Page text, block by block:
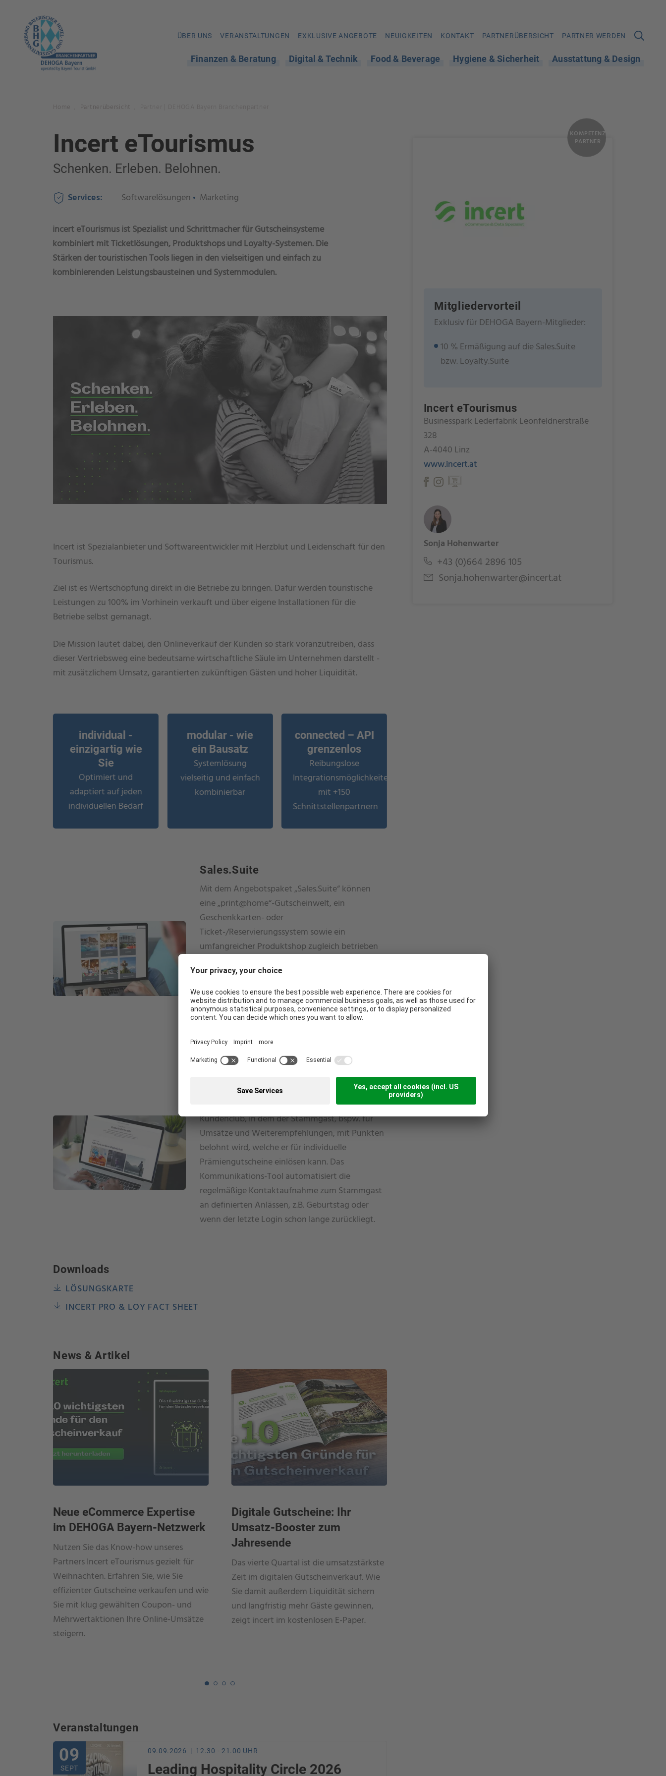
ÜBER UNS VERANSTALTUNGEN EXKLUSIVE ANGEBOTE NEUIGKEITEN KONTAKT PARTNERÜBERSICHT PARTNER WERDEN
Finanzen & Beratung Digital & Technik Food & Beverage Hygiene & Sicherheit Ausstattung & Design
KOMPETENZ
PARTNER
Mitgliedervorteil
Exklusiv für DEHOGA Bayern-Mitglieder:
10 % Ermäßigung auf die Sales.Suite
bzw. Loyalty.Suite
Incert eTourismus
Businesspark Lederfabrik Leonfeldnerstraße
328
A-4040 Linz
www.incert.at
Sonja Hohenwarter
+43 (0)664 2896 105
Sonja.hohenwarter@incert.at
Home Partnerübersicht
Incert eTourismus
Schenken. Erleben. Belohnen.
Services: Softwarelösungen Marketing
incert eTourismus ist Spezialist und Schrittmacher für Gutscheinsysteme
kombiniert mit Ticketlösungen, Produktshops und Loyalty-Systemen. Die
Stärken der touristischen Tools liegen in den vielseitigen und einfach zu
kombinierenden Leistungsbausteinen und Systemmodulen.
Incert ist Spezialanbieter und Softwareentwickler mit Herzblut und Leidenschaft für den
Tourismus.
Ziel ist es Wertschöpfung direkt in die Betriebe zu bringen. Dafür werden touristische
Leistungen zu 100% im Vorhinein verkauft und über eigene Installationen für die
Betriebe selbst gemanagt.
Die Mission lautet dabei, den Onlineverkauf der Kunden so stark voranzutreiben, dass
dieser Vertriebsweg eine bedeutsame wirtschaftliche Säule im Unternehmen darstellt -
mit zusätzlichem Umsatz, garantierten zukünftigen Gästen und hoher Liquidität.
individual -
einzigartig wie
Sie
Optimiert und
adaptiert auf jeden
individuellen Bedarf
modular - wie
ein Bausatz
Systemlösung
vielseitig und einfach
kombinierbar
connected – API
grenzenlos
Reibungslose
Integrationsmöglichkeiten
mit +150
Schnittstellenpartnern
Sales.Suite
Mit dem Angebotspaket „Sales.Suite“ können
eine „print@home“-Gutscheinwelt, ein
Geschenkkarten- oder
Ticket-/Reservierungssystem sowie ein
umfangreicher Produktshop zugleich betrieben
Administrationsbereich verwaltet das gesamte
Shop-Portfolio innerhalb eines Systems. Der
Direktvertrieb, kann in den Bereichen Marketing
und Gästebindung, zusätzlich durch eigene
Systeme unterstützt werden.
Loyalty.Suite
Die Loyalty.Suite umfasst einen interaktiven
Kundenclub, in dem der Stammgast, bspw. für
Umsätze und Weiterempfehlungen, mit Punkten
belohnt wird, welche er für individuelle
Prämiengutscheine einlösen kann. Das
Kommunikations-Tool automatisiert die
regelmäßige Kontaktaufnahme zum Stammgast
an definierten Anlässen, z.B. Geburtstag oder
wenn der letzte Login schon lange zurückliegt.
Downloads
LÖSUNGSKARTE
INCERT PRO & LOY FACT SHEET
News & Artikel
Neue eCommerce Expertise
im DEHOGA Bayern-Netzwerk
Nutzen Sie das Know-how unseres
Partners Incert eTourismus gezielt für
Weihnachten. Erfahren Sie, wie Sie
effizienter Gutscheine verkaufen und wie
Sie mit klug gewählten Coupon- und
Mehrwertaktionen Ihre Online-Umsätze
steigern.
Digitale Gutscheine: Ihr
Umsatz-Booster zum
Jahresende
Das vierte Quartal ist die umsatzstärkste
Zeit im digitalen Gutscheinverkauf. Wie
Sie damit außerdem Liquidität sichern
und langfristig mehr Gäste gewinnen,
zeigt incert im kostenlosen E-Paper.
Veranstaltungen
09
SEPT
09.09.2026 | 12.30 - 21.00 UHR
Leading Hospitality Circle 2026